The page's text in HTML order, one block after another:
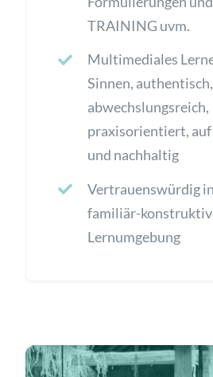
TRAINING uvm.
Multimediales
Sinnen, authentisch,
abwechslungsreich,
praxisorientiert, auf
und nachhaltig
Vertrauenswürdig
familiär-
Lernumgebung